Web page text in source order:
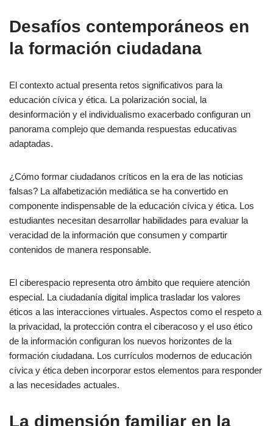
Desafíos contemporáneos en
la formación ciudadana
El contexto actual presenta retos significativos para la
educación cívica y ética. La polarización social, la
desinformación y el individualismo exacerbado configuran un
panorama complejo que demanda respuestas educativas
adaptadas.
¿Cómo formar ciudadanos críticos en la era de las noticias
falsas? La alfabetización mediática se ha convertido en
componente indispensable de la educación cívica y ética. Los
estudiantes necesitan desarrollar habilidades para evaluar la
veracidad de la información que consumen y compartir
contenidos de manera responsable.
El ciberespacio representa otro ámbito que requiere atención
especial. La ciudadanía digital implica trasladar los valores
éticos a las interacciones virtuales. Aspectos como el respeto a
la privacidad, la protección contra el ciberacoso y el uso ético
de la información configuran los nuevos horizontes de la
formación ciudadana. Los currículos modernos de educación
cívica y ética deben incorporar estos elementos para responder
a las necesidades actuales.
La dimensión familiar en la